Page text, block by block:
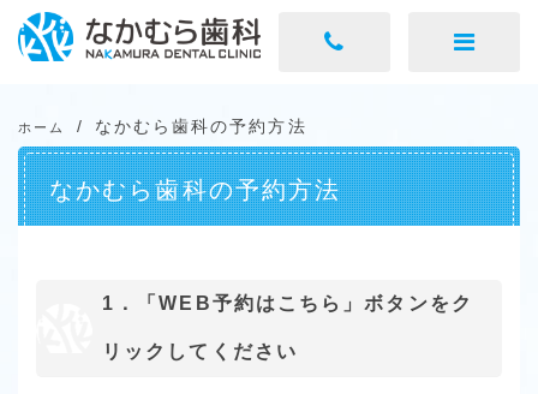
ホーム なかむら歯科の予約方法
なかむら歯科の予約方法
1．「WEB予約はこちら」ボタンをク
リックしてください